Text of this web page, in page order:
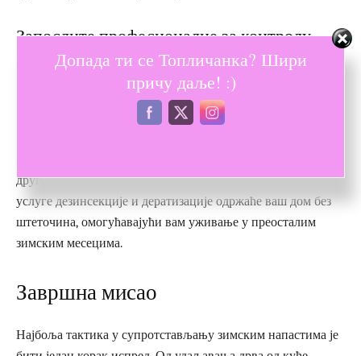
Запослите професионалце за контролу
штеточина
За најсигурније решење проблема са штеточинама током
зиме, ангажујте професионалце. Фирме као што је
други начини и превенција не уроде плодом. Њихове
услуге дезинсекције и дератизације одржаће ваш дом без
штеточина, омогућавајући вам уживање у преосталим
зимским месецима.
Завршна мисао
Најбоља тактика у супротстављању зимским напастима је
Допада ти се Топличанка? Шири
причу даље! :)